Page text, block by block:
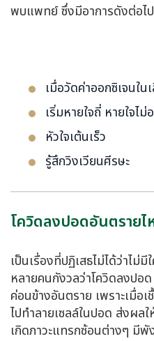
พบแพทย์ ซึ่งมีอาการดังต่อไ
เมื่อวัดค่าออกซิเจนใ
เริ่มหายใจถี่ หายใจไม่
หัวใจเต้นเร็ว
รู้สึกวิงเวียนศีรษะ
โควิดลงปอดอันตรายไ
เป็นเรื่องที่ปฏิเสธไม่ได้ว่าไม่มี
หลายคนกังวลว่าโควิดลงปอ
ค่อนข้างอันตราย เพราะเมื่อเ
ไปทำลายเซลล์ในปอด ส่งผล
เกิดภาวะแทรกซ้อนต่างๆ มี